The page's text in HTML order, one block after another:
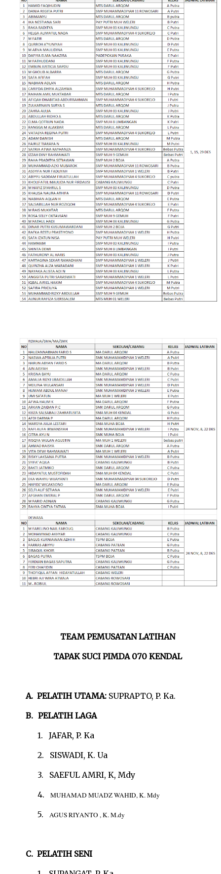
TEAM PEMUSATAN LATIHAN
TAPAK SUCI PIMDA 070 KENDAL
A. PELATIH UTAMA: SUPRAPTO, P. Ka.
B. PELATIH LAGA
1.
JAFAR, P. Ka
2.
SISWADI, K. Ua
3.
SAEFUL AMRI, K, Mdy
4.
MUHAMAD MUADZ WAHID, K. Mdy
5. AGUS RIYANTO , K. M.dy
C. PELATIH SENI